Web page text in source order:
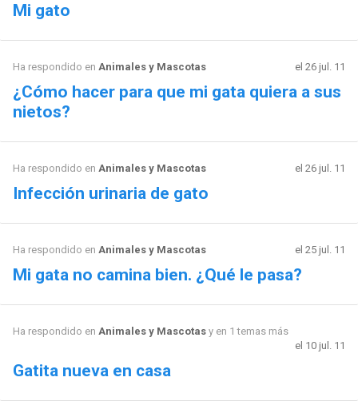
Mi gato
Ha respondido en Animales y Mascotas el 26 jul. 11
¿Cómo hacer para que mi gata quiera a sus
nietos?
Ha respondido en Animales y Mascotas el 26 jul. 11
Infección urinaria de gato
Ha respondido en Animales y Mascotas el 25 jul. 11
Mi gata no camina bien. ¿Qué le pasa?
Ha respondido en Animales y Mascotasy en 1 temas más
el 10 jul. 11
Gatita nueva en casa